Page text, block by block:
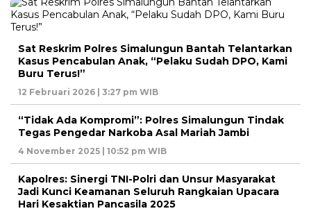
Sat Reskrim Polres Simalungun Bantah Telantarkan
Kasus Pencabulan Anak, “Pelaku Sudah DPO, Kami
Buru Terus!”
12 Februari 2026 | 3:27 pm WIB
“Tidak Ada Kompromi”: Polres Simalungun Tindak
Tegas Pengedar Narkoba Asal Mariah Jambi
4 November 2025 | 10:52 pm WIB
Kapolres: Sinergi TNI-Polri dan Unsur Masyarakat
Jadi Kunci Keamanan Seluruh Rangkaian Upacara
Hari Kesaktian Pancasila 2025